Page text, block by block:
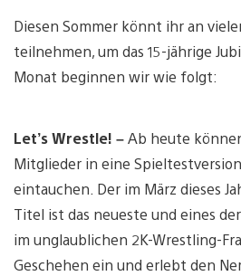
Diesen Sommer könnt ihr an
teilnehmen, um das 15-jährige
Monat beginnen wir wie folgt:
Let’s Wrestle! –Ab heute
Mitglieder in eine
eintauchen. Der im März dieses
Titel ist das neueste und eines
im unglaublichen 2K-Wrestling-
Geschehen ein und erlebt den